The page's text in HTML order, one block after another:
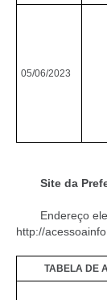
05/06/2023
Site da
Endereço
http://
TABELA DE